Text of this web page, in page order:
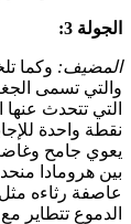
الجولة 3:
المضيف: وكما
والتي تسمى
التي تتحدث
نقطة واحدة
يعوي جامح
بين هرومادا
عاصفة رثاءه
الدموع تتطاير